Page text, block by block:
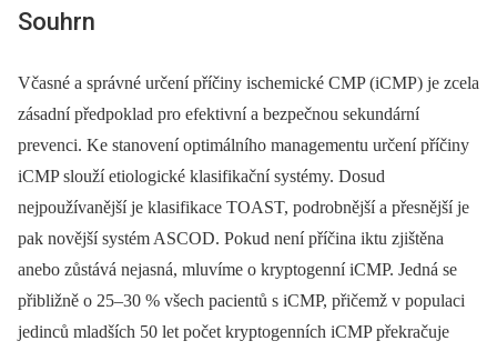
Souhrn
Včasné a správné určení příčiny ischemické CMP (iCMP) je zcela
zásadní předpoklad pro efektivní a bezpečnou sekundární
prevenci. Ke stanovení optimálního managementu určení příčiny
iCMP slouží etiologické klasifikační systémy. Dosud
nejpoužívanější je klasifikace TOAST, podrobnější a přesnější je
pak novější systém ASCOD. Pokud není příčina iktu zjištěna
anebo zůstává nejasná, mluvíme o kryptogenní iCMP. Jedná se
přibližně o 25–30 % všech pacientů s iCMP, přičemž v populaci
jedinců mladších 50 let počet kryptogenních iCMP překračuje